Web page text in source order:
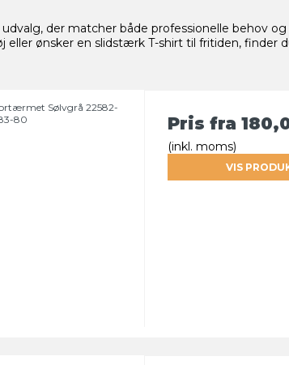
der matcher både professionelle behov
ønsker en slidstærk T-shirt til fritiden, finder
Sølvgrå 22582-
80
Pris fra
(inkl. moms)
VIS